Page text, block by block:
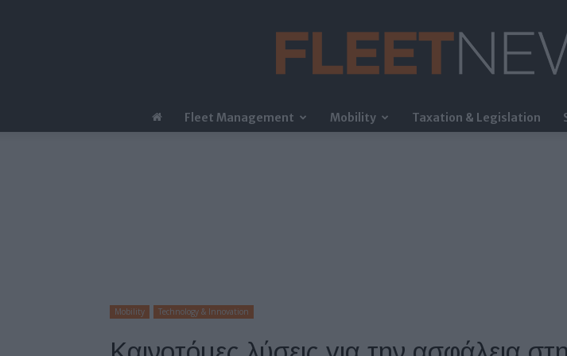
Fleet Management Mobility Taxation & Legislation
Mobility Technology & Innovation